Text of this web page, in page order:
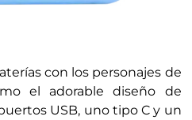
con los personajes de
el adorable diseño de
USB, uno tipo C y un